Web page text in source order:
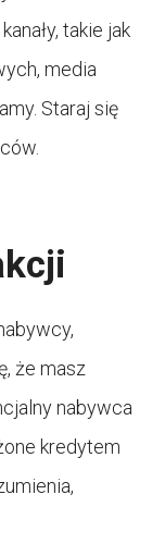
takie jak
media
Staraj się
że masz
nabywca
kredytem